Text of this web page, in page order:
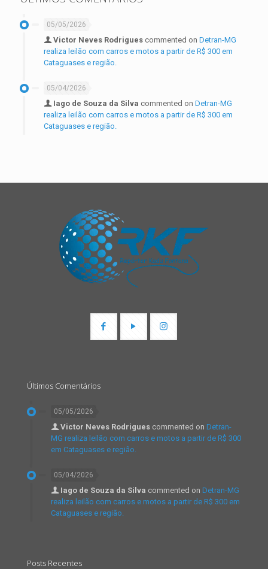
05/05/2026
Victor Neves Rodrigues commented on Detran-MG
realiza leilão com carros e motos a partir de R$ 300 em
Cataguases e região.
05/04/2026
Iago de Souza da Silva commented on Detran-MG
realiza leilão com carros e motos a partir de R$ 300 em
Cataguases e região.
Últimos Comentários
05/05/2026
Victor Neves Rodrigues commented on Detran-
MG realiza leilão com carros e motos a partir de R$ 300
em Cataguases e região.
05/04/2026
Iago de Souza da Silva commented on Detran-MG
realiza leilão com carros e motos a partir de R$ 300 em
Cataguases e região.
Posts Recentes